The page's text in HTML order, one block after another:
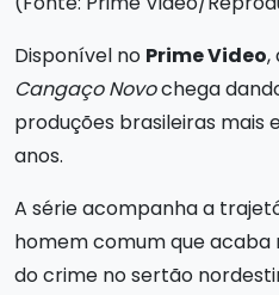
Disponível no Prime Video,
Cangaço Novochega
produções brasileiras mais
anos.
A série acompanha a
homem comum que acaba
do crime no sertão